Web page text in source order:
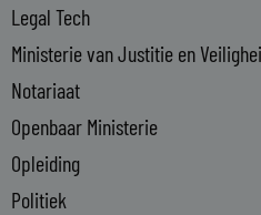
Legal Tech
Ministerie van Justitie en
Notariaat
Openbaar Ministerie
Opleiding
Politiek